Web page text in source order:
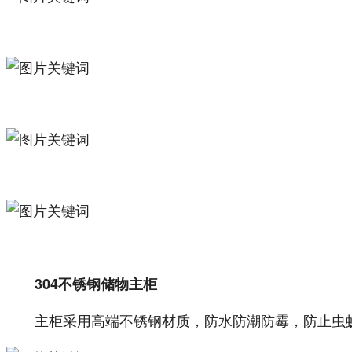
304不锈钢储物主柜
主柜采用高端不锈钢材质，防水防潮防霉，防止虫